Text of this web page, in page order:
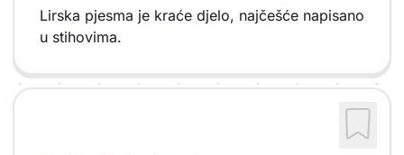
Lirska pjesma je kraće djelo, najčešće napisano
u stihovima.